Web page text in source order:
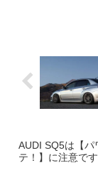
AUDI SQ5は【
テ！】に注意です